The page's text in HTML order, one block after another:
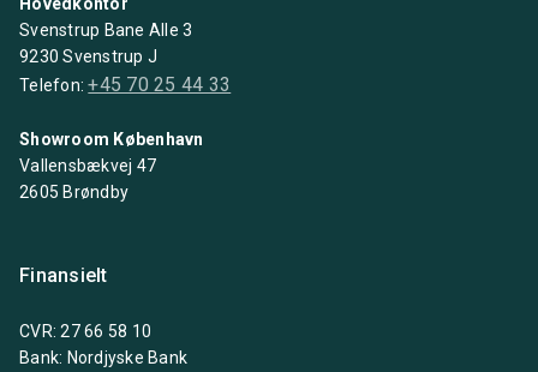
Svenstrup Bane Alle 3
9230 Svenstrup J
Telefon:+45 70 25 44 33
Showroom København
Vallensbækvej 47
2605 Brøndby
Finansielt
CVR: 27 66 58 10
Bank: Nordjyske Bank